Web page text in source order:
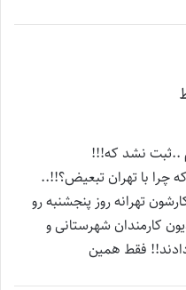
..ثبت نشد که!!!
چرا با تهران تبعیض؟!!..
تهرانه روز پنجشنبه رو
کارمندان شهرستانی و
فقط همین